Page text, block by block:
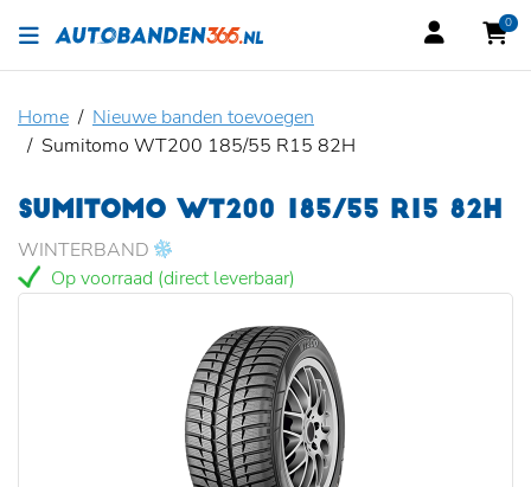
0
Home
Nieuwe banden toevoegen
Sumitomo WT200 185/55 R15 82H
SUMITOMO WT200 185/55 R15 82H
WINTERBAND
Op voorraad (direct leverbaar)